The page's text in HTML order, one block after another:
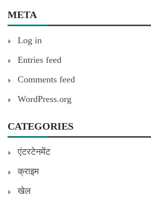
META
Log in
Entries feed
Comments feed
WordPress.org
CATEGORIES
एंटरटेनमेंट
क्राइम
खेल